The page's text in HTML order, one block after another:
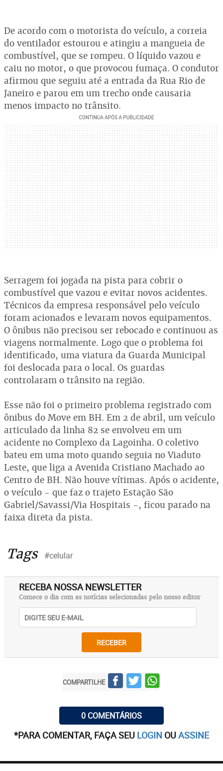
De acordo com o motorista do veículo, a correia
do ventilador estourou e atingiu a mangueia de
combustível, que se rompeu. O líquido vazou e
caiu no motor, o que provocou fumaça. O condutor
afirmou que seguiu até a entrada da Rua Rio de
Janeiro e parou em um trecho onde causaria
menos impacto no trânsito.
Serragem foi jogada na pista para cobrir o
combustível que vazou e evitar novos acidentes.
Técnicos da empresa responsável pelo veículo
foram acionados e levaram novos equipamentos.
O ônibus não precisou ser rebocado e continuou as
viagens normalmente. Logo que o problema foi
identificado, uma viatura da Guarda Municipal
foi deslocada para o local. Os guardas
controlaram o trânsito na região.
Esse não foi o primeiro problema registrado com
ônibus do Move em BH. Em 2 de abril, um veículo
articulado da linha 82 se envolveu em um
acidente no Complexo da Lagoinha. O coletivo
bateu em uma moto quando seguia no Viaduto
Leste, que liga a Avenida Cristiano Machado ao
Centro de BH. Não houve vítimas. Após o acidente,
o veículo - que faz o trajeto Estação São
Gabriel/Savassi/Via Hospitais -, ficou parado na
faixa direta da pista.
Tags #celular
RECEBA NOSSA NEWSLETTER
Comece o dia com as notícias selecionadas pelo nosso editor
RECEBER
COMPARTILHE
0 COMENTÁRIOS
*PARA COMENTAR, FAÇA SEU LOGIN OUASSINE